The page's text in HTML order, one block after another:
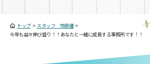
トップ> スタッフ 市原優>
今年も益々伸び盛り！！あなたと一緒に成長する事務所です！！